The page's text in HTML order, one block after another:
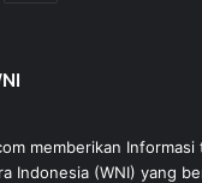
memberikan
Indonesia (WNI) yang